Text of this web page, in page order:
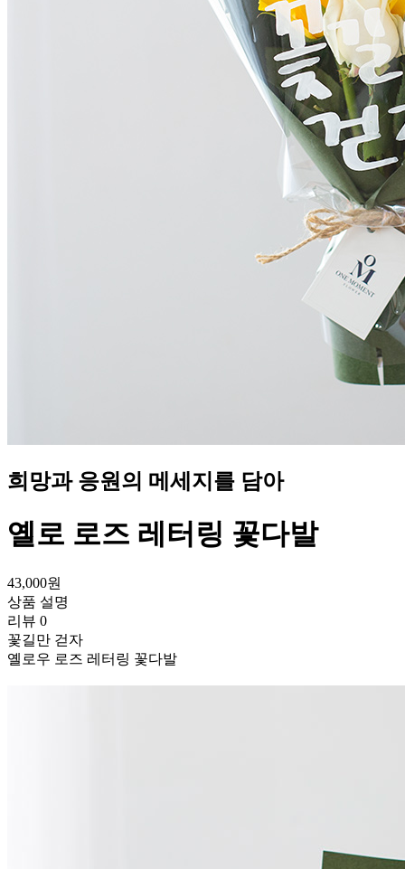
희망과 응원의 메세지를 담아
옐로 로즈 레터링 꽃다발
43,000원
상품 설명
리뷰 0
꽃길만 걷자
옐로우 로즈 레터링 꽃다발